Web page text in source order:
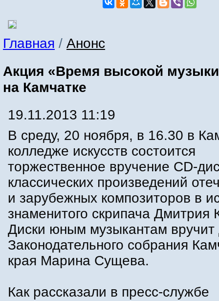
Главная / Анонс
Акция «Время высокой
на Камчатке
19.11.2013 11:19
В среду, 20 ноября, в 16.30 в
колледже искусств состоится
торжественное вручение CD-
классических произведений
и зарубежных композиторов в
знаменитого скрипача Дмитрия
Диски юным музыкантам вручит
Законодательного собрания
края Марина Сущева.
Как рассказали в пресс-службе